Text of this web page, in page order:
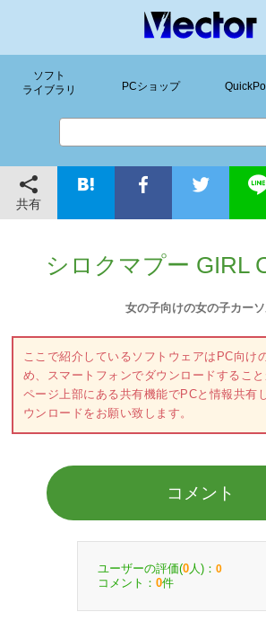
ソフト
ライブラリ
PCショップ
共有
シロクマプー GIRL
女の子向けの女の子カー
ここで紹介しているソフトウェアはPC向け
め、スマートフォンでダウンロードすること
ページ上部にある共有機能でPCと情報共有
ウンロードをお願い致します。
コメント
ユーザーの評価(0 人)： 0
コメント： 0件